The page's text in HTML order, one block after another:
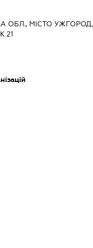
ОБЛ., МІСТО УЖГОРОД,
21